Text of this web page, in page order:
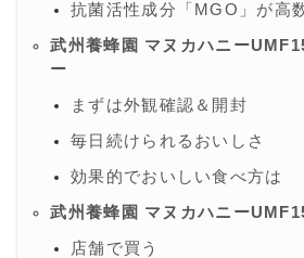
抗菌活性成分「MGO」が高
武州養蜂園 マヌカハニー
ー
まずは外観確認＆開封
毎日続けられるおいしさ
効果的でおいしい食べ方は
武州養蜂園 マヌカハニー
店舗で買う